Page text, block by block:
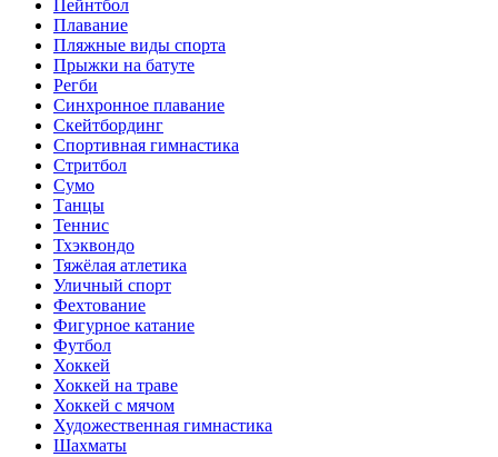
Пейнтбол
Плавание
Пляжные виды спорта
Прыжки на батуте
Регби
Синхронное плавание
Скейтбординг
Спортивная гимнастика
Стритбол
Сумо
Танцы
Теннис
Тхэквондо
Тяжёлая атлетика
Уличный спорт
Фехтование
Фигурное катание
Футбол
Хоккей
Хоккей на траве
Хоккей с мячом
Художественная гимнастика
Шахматы